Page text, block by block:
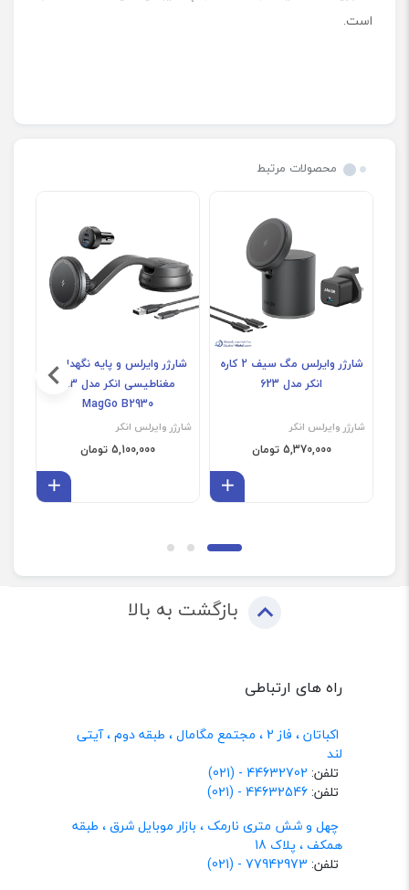
است.
محصولات مرتبط
شارژر وایرلس مگ سیف 2 کاره
انکر مدل 623
شارژر وایرلس انکر
5,370,000 تومان
شارژر وایرلس و پایه نگهدارنده
مغناطیسی انکر مدل 613
MagGo B2930
شارژر وایرلس انکر
5,100,000 تومان
بازگشت به بالا
راه های ارتباطی
اکباتان ، فاز 2 ، مجتمع مگامال ، طبقه دوم ، آیتی
لند
تلفن: 44632702 - (021)
تلفن:44632546 - (021)
چهل و شش متری نارمک ، بازار موبایل شرق ، طبقه
همکف ، پلاک 18
تلفن: 77942973 - (021)